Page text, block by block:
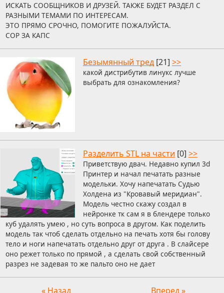
ИСКАТЬ СООБЩНИКОВ И ДРУЗЕЙ. ТАКЖЕ БУДЕТ РАЗДЕЛ С
РАЗНЫМИ ТЕМАМИ ПО ИНТЕРЕСАМ.
ЭТО ПРЯМО СРОЧНО, ПОМОГИТЕ ПОЖАЛУЙСТА.
СОР ЗА КАПС
Безымянный тред [21] >>
какой дистрибутив линукс лучше
выбрать для ознакомления?
Разделить STL на части [0] >>
Приветствую двач. Недавно купил 3d
Принтер и начал печатать разные
модельки. Хочу напечатать Судью
Холдена из "Кровавый меридиан".
Модель честно скажу создал в
нейронке тк сам я в блендере только
куб удалять умею , но суть вопроса в другом. Как поделить
модель так чтоб сделать отдельно на печать хотя бы голову
тело и ноги напечатать отдельно друг от друга . В слайсере
оно режет только по прямой , а сделать свой собственный
разрез не задевая то же пальто оно не дает
« Назад Вперед »